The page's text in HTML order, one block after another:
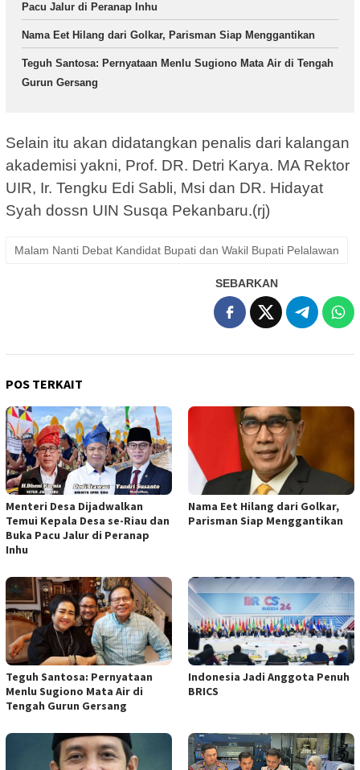
Pacu Jalur di Peranap Inhu
Nama Eet Hilang dari Golkar, Parisman Siap Menggantikan
Teguh Santosa: Pernyataan Menlu Sugiono Mata Air di Tengah
Gurun Gersang
Selain itu akan didatangkan penalis dari kalangan
akademisi yakni, Prof. DR. Detri Karya. MA Rektor
UIR, Ir. Tengku Edi Sabli, Msi dan DR. Hidayat
Syah dossn UIN Susqa Pekanbaru.(rj)
Malam Nanti Debat Kandidat Bupati dan Wakil Bupati Pelalawan
SEBARKAN
POS TERKAIT
Menteri Desa Dijadwalkan
Temui Kepala Desa se-Riau dan
Buka Pacu Jalur di Peranap
Inhu
Nama Eet Hilang dari Golkar,
Parisman Siap Menggantikan
Teguh Santosa: Pernyataan
Menlu Sugiono Mata Air di
Tengah Gurun Gersang
Indonesia Jadi Anggota Penuh
BRICS